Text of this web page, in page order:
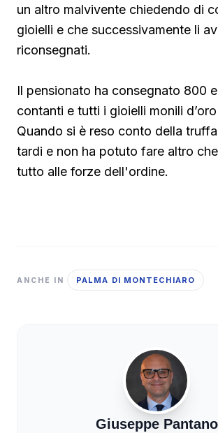
un altro malvivente chiedendo di
gioielli e che successivamente li
riconsegnati.
Il pensionato ha consegnato 800
contanti e tutti i gioielli monili
Quando si è reso conto della
tardi e non ha potuto fare altro
tutto alle forze dell'ordine.
ANCHE IN PALMA DI MONTECHIARO
Giuseppe Pantano